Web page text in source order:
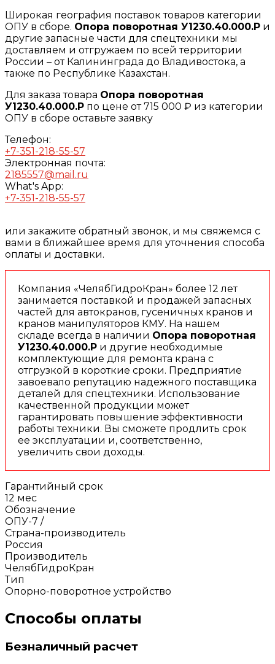
Широкая география поставок товаров категории
ОПУ в сборе. Опора поворотная У1230.40.000.Р и
другие запасные части для спецтехники мы
доставляем и отгружаем по всей территории
России – от Калининграда до Владивостока, а
также по Республике Казахстан.
Для заказа товара Опора поворотная
У1230.40.000.Р по цене от 715 000 ₽ из категории
ОПУ в сборе оставьте заявку
Телефон:
+7-351-218-55-57
Электронная почта:
2185557@mail.ru
What's App:
+7-351-218-55-57
или закажите обратный звонок, и мы свяжемся с
вами в ближайшее время для уточнения способа
оплаты и доставки.
Компания «ЧелябГидроКран» более 12 лет
занимается поставкой и продажей запасных
частей для автокранов, гусеничных кранов и
кранов манипуляторов КМУ. На нашем
складе всегда в наличии Опора поворотная
У1230.40.000.Р и другие необходимые
комплектующие для ремонта крана с
отгрузкой в короткие сроки. Предприятие
завоевало репутацию надежного поставщика
деталей для спецтехники. Использование
качественной продукции может
гарантировать повышение эффективности
работы техники. Вы сможете продлить срок
ее эксплуатации и, соответственно,
увеличить свои доходы.
Гарантийный срок
12 мес
Обозначение
ОПУ-7 /
Страна-производитель
Россия
Производитель
ЧелябГидроКран
Тип
Опорно-поворотное устройство
Способы оплаты
Безналичный расчет